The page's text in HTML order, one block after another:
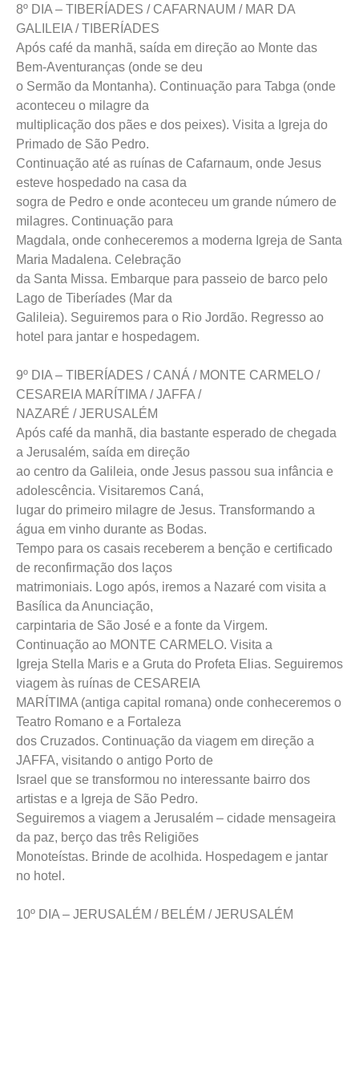
8º DIA – TIBERÍADES / CAFARNAUM / MAR DA
GALILEIA / TIBERÍADES
Após café da manhã, saída em direção ao Monte das
Bem-Aventuranças (onde se deu
o Sermão da Montanha). Continuação para Tabga (onde
aconteceu o milagre da
multiplicação dos pães e dos peixes). Visita a Igreja do
Primado de São Pedro.
Continuação até as ruínas de Cafarnaum, onde Jesus
esteve hospedado na casa da
sogra de Pedro e onde aconteceu um grande número de
milagres. Continuação para
Magdala, onde conheceremos a moderna Igreja de Santa
Maria Madalena. Celebração
da Santa Missa. Embarque para passeio de barco pelo
Lago de Tiberíades (Mar da
Galileia). Seguiremos para o Rio Jordão. Regresso ao
hotel para jantar e hospedagem.
9º DIA – TIBERÍADES / CANÁ / MONTE CARMELO /
CESAREIA MARÍTIMA / JAFFA /
NAZARÉ / JERUSALÉM
Após café da manhã, dia bastante esperado de chegada
a Jerusalém, saída em direção
ao centro da Galileia, onde Jesus passou sua infância e
adolescência. Visitaremos Caná,
lugar do primeiro milagre de Jesus. Transformando a
água em vinho durante as Bodas.
Tempo para os casais receberem a benção e certificado
de reconfirmação dos laços
matrimoniais. Logo após, iremos a Nazaré com visita a
Basílica da Anunciação,
carpintaria de São José e a fonte da Virgem.
Continuação ao MONTE CARMELO. Visita a
Igreja Stella Maris e a Gruta do Profeta Elias. Seguiremos
viagem às ruínas de CESAREIA
MARÍTIMA (antiga capital romana) onde conheceremos o
Teatro Romano e a Fortaleza
dos Cruzados. Continuação da viagem em direção a
JAFFA, visitando o antigo Porto de
Israel que se transformou no interessante bairro dos
artistas e a Igreja de São Pedro.
Seguiremos a viagem a Jerusalém – cidade mensageira
da paz, berço das três Religiões
Monoteístas. Brinde de acolhida. Hospedagem e jantar
no hotel.
10º DIA – JERUSALÉM / BELÉM / JERUSALÉM